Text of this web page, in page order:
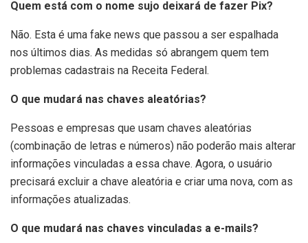
Quem está com o nome sujo deixará de fazer Pix?
Não. Esta é uma fake news que passou a ser espalhada
nos últimos dias. As medidas só abrangem quem tem
problemas cadastrais na Receita Federal.
O que mudará nas chaves aleatórias?
Pessoas e empresas que usam chaves aleatórias
(combinação de letras e números) não poderão mais alterar
informações vinculadas a essa chave. Agora, o usuário
precisará excluir a chave aleatória e criar uma nova, com as
informações atualizadas.
O que mudará nas chaves vinculadas a e-mails?